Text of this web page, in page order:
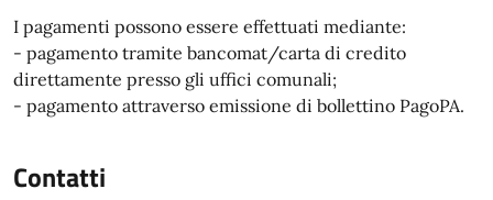
I pagamenti possono essere effettuati mediante:
- pagamento tramite bancomat/carta di credito
direttamente presso gli uffici comunali;
- pagamento attraverso emissione di bollettino PagoPA.
Contatti